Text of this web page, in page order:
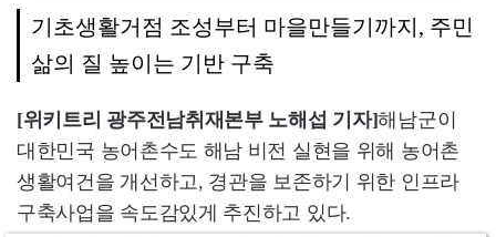
기초생활거점 조성부터 마을만들기까지, 주민
삶의 질 높이는 기반 구축
[위키트리 광주전남취재본부 노해섭 기자]해남군이
대한민국 농어촌수도 해남 비전 실현을 위해 농어촌
생활여건을 개선하고, 경관을 보존하기 위한 인프라
구축사업을 속도감있게 추진하고 있다.